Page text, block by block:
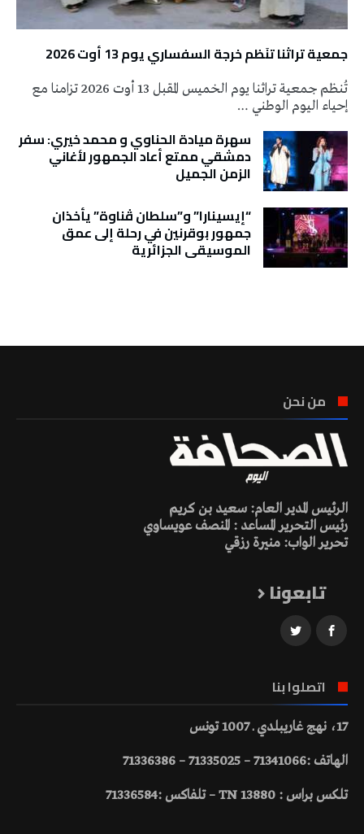
جمعية تراثنا تنَظم خرجة السفساري يوم 13 أوت 2026
تُنظم جمعية تراثنا يوم الخميس المقبل 13 أوت 2026 تزامنا مع
إحياء اليوم الوطني …
سهرة ميادة الحناوي و محمد خيري: سفر
دمشقي ممتع أعاد الجمهور لأغاني
الزمن الجميل
“إيسينارا” و”سلطان ڤناوة” يأخذان
جمهور بوقرنين في رحلة إلى عمق
الموسيقى الجزائرية
من نحن
الرئيس المدير العام: سعيد بن كريم
رئيس التحرير المساعد : المنصف عويساوي
تحرير الواب: منيرة رزقي
تابعونا
اتصلوا بنا
17، نهج غاريبلدي ـ 1007 تونس
الهاتف :71341066 – 71335025 – 71336386
تلكس براس : 13880 TN – تلفاكس :71336584